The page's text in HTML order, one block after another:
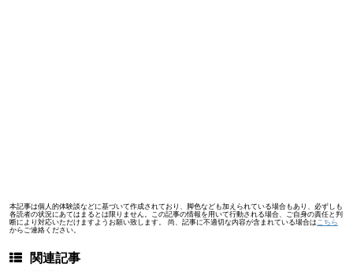
本記事は個人的体験談などに基づいて作成されており、脚色なども加えられている場合もあり、必ずしも
各読者の状況にあてはまるとは限りません。この記事の情報を用いて行動される場合、ご自身の責任と判
断により対応いただけますようお願い致します。 尚、記事に不適切な内容が含まれている場合はこちら
からご連絡ください。
関連記事